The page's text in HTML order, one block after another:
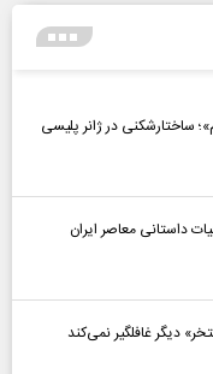
ساختارشکنی در ژانر پلیسی
داستانی معاصر ایران
دیگر غافلگیر نمی‌کند